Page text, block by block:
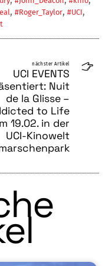
, #Roger_Taylor, #UCI,
nächster Artikel
UCI EVENTS
Nuit
de la Glisse –
to Life
19.02. in der
UCI-Kinowelt